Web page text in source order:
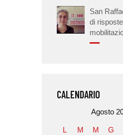
San
di
CALENDARIO
Agosto
L M M G